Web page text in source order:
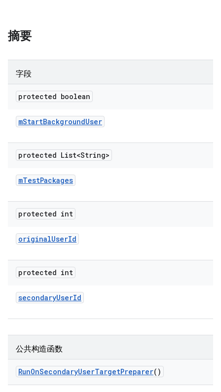
摘要
字段
protected boolean
mStartBackgroundUser
protected List<String>
mTestPackages
protected int
originalUserId
protected int
secondaryUserId
公共构造函数
RunOnSecondaryUserTargetPreparer()